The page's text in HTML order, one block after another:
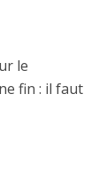
le
fin : il faut